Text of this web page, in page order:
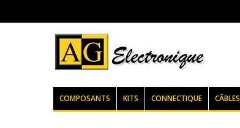
COMPOSANTS KITS CONNECTIQUE CÂBLES